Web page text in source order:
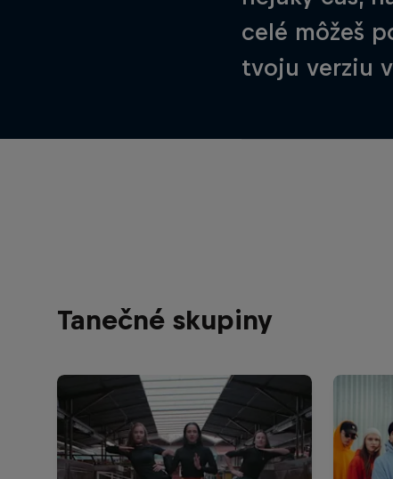
celé môžeš
tvoju verziu
Tanečné skupiny